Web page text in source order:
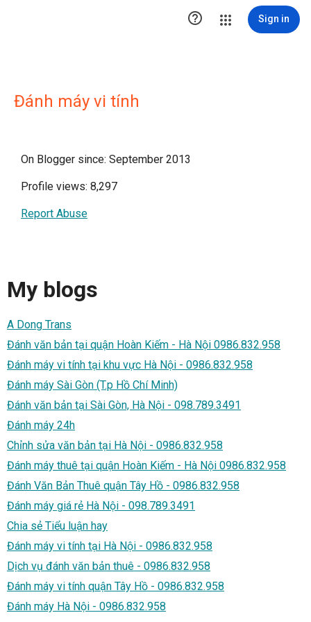
 Sign in
Đánh máy vi tính
On Blogger since: September 2013
Profile views: 8,297
Report Abuse
My blogs
A Dong Trans
Đánh văn bản tại quận Hoàn Kiếm - Hà Nội 0986.832.958
Đánh máy vi tính tại khu vực Hà Nội - 0986.832.958
Đánh máy Sài Gòn (T.p Hồ Chí Minh)
Đánh văn bản tại Sài Gòn, Hà Nội - 098.789.3491
Đánh máy 24h
Chỉnh sửa văn bản tại Hà Nội - 0986.832.958
Đánh máy thuê tại quận Hoàn Kiếm - Hà Nội 0986.832.958
Đánh Văn Bản Thuê quận Tây Hồ - 0986.832.958
Đánh máy giá rẻ Hà Nội - 098.789.3491
Chia sẻ Tiểu luận hay
Đánh máy vi tính tại Hà Nội - 0986.832.958
Dịch vụ đánh văn bản thuê - 0986.832.958
Đánh máy vi tính quận Tây Hồ - 0986.832.958
Đánh máy Hà Nội - 0986.832.958